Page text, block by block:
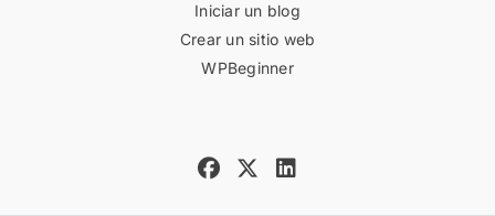
Iniciar un blog
Crear un sitio web
WPBeginner